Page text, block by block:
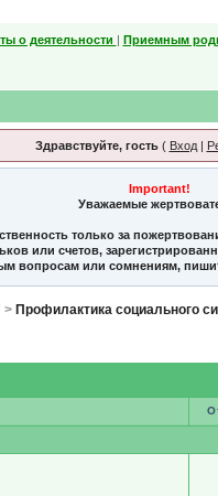
о деятельности | Приемным
Здравствуйте, гость( Вход|
Important!
Уважаемые
только за
или счетов,
вопросам или сомнениям,
> Профилактика социального